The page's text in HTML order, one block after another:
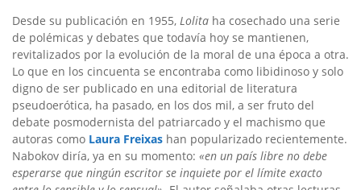
Desde su publicación en 1955, Lolita ha cosechado una serie
de polémicas y debates que todavía hoy se mantienen,
revitalizados por la evolución de la moral de una época a otra.
Lo que en los cincuenta se encontraba como libidinoso y solo
digno de ser publicado en una editorial de literatura
pseudoerótica, ha pasado, en los dos mil, a ser fruto del
debate posmodernista del patriarcado y el machismo que
autoras como Laura Freixas han popularizado recientemente.
Nabokov diría, ya en su momento: «en un país libre no debe
esperarse que ningún escritor se inquiete por el límite exacto